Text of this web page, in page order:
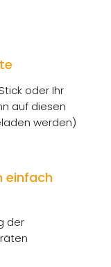
auf 2
kann auf 5
bis maximal
oder Ihr
auf diesen
werden)
einfach
der